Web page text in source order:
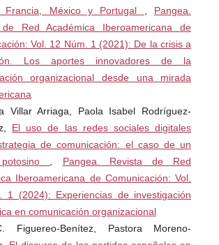
Francia, México y Portugal
Pangea.
de Red Académica Iberoamericana de
Vol. 12 Núm. 1 (2021): De la crisis a
Los aportes innovadores de la
organizacional desde una mirada
Villar Arriaga, Paola Isabel Rodríguez-
El uso de las redes sociales digitales
de comunicación: el caso de un
Pangea. Revista de Red
Iberoamericana de Comunicación: Vol.
1 (2024): Experiencias de investigación
en comunicación organizacional
Figuereo-Benítez, Pastora Moreno-